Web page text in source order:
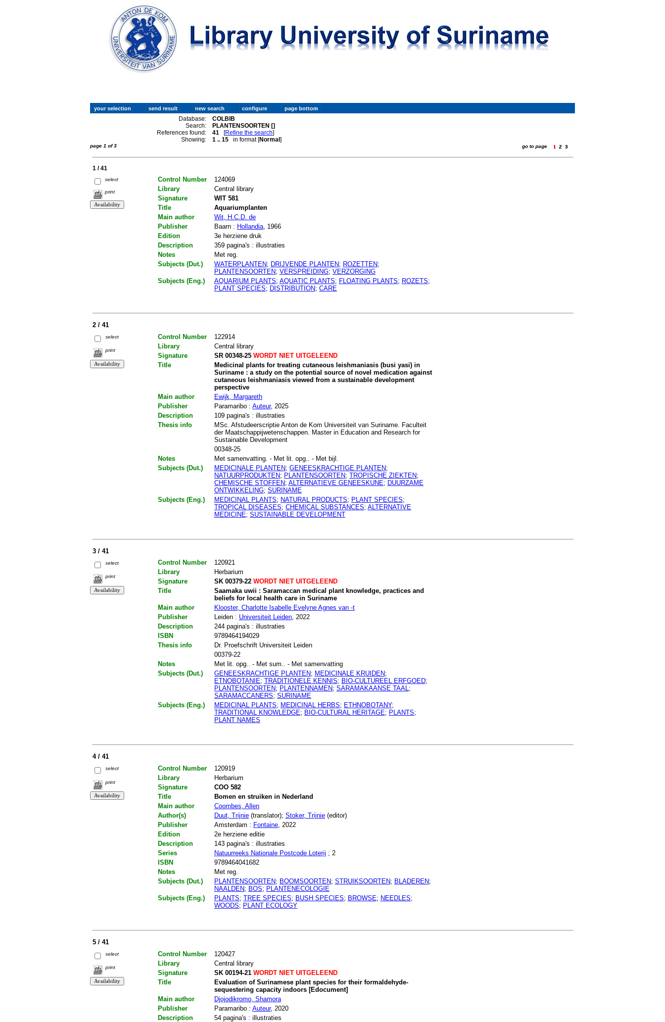
Database:
COLBIB
Search:
PLANTENSOORTEN []
References found:
41 [Refine the search]
Showing:
1 .. 15 in format [Normal]
page 1 of 3 go to page
1 / 41
select
print
Control Number
124069
Library
Central library
Signature
WIT 581
Title
Aquariumplanten
Main author
Wit, H.C.D. de
Publisher
Baarn : Hollandia, 1966
Edition
3e herziene druk
Description
359 pagina's : illustraties
Notes
Met reg.
Subjects (Dut.)
WATERPLANTEN; DRIJVENDE PLANTEN; ROZETTEN;
PLANTENSOORTEN; VERSPREIDING; VERZORGING
Subjects (Eng.)
AQUARIUM PLANTS; AQUATIC PLANTS; FLOATING PLANTS; ROZETS;
PLANT SPECIES; DISTRIBUTION; CARE
2 / 41
select
print
Control Number
122914
Library
Central library
Signature
SR 00348-25WORDT NIET UITGELEEND
Title
Medicinal plants for treating cutaneous leishmaniasis (busi yasi) in
Suriname : a study on the potential source of novel medication against
cutaneous leishmaniasis viewed from a sustainable development
perspective
Main author
Ewijk, Margareth
Publisher
Paramaribo : Auteur, 2025
Description
109 pagina's : illustraties
Thesis info
MSc. Afstudeerscriptie Anton de Kom Universiteit van Suriname. Faculteit
der Maatschappijwetenschappen. Master in Education and Research for
Sustainable Development
00348-25
Notes
Met samenvatting. - Met lit. opg.. - Met bijl.
Subjects (Dut.)
MEDICINALE PLANTEN; GENEESKRACHTIGE PLANTEN;
NATUURPRODUKTEN; PLANTENSOORTEN; TROPISCHE ZIEKTEN;
CHEMISCHE STOFFEN; ALTERNATIEVE GENEESKUNE; DUURZAME
ONTWIKKELING; SURINAME
Subjects (Eng.)
MEDICINAL PLANTS; NATURAL PRODUCTS; PLANT SPECIES;
TROPICAL DISEASES; CHEMICAL SUBSTANCES; ALTERNATIVE
MEDICINE; SUSTAINABLE DEVELOPMENT
3 / 41
select
print
Control Number
120921
Library
Herbarium
Signature
SK 00379-22WORDT NIET UITGELEEND
Title
Saamaka uwii : Saramaccan medical plant knowledge, practices and
beliefs for local health care in Suriname
Main author
Klooster, Charlotte Isabelle Evelyne Agnes van -t
Publisher
Leiden : Universiteit Leiden, 2022
Description
244 pagina's : illustraties
ISBN
9789464194029
Thesis info
Dr. Proefschrift Universiteit Leiden
00379-22
Notes
Met lit. opg.. - Met sum.. - Met samenvatting
Subjects (Dut.)
GENEESKRACHTIGE PLANTEN; MEDICINALE KRUIDEN;
ETNOBOTANIE; TRADITIONELE KENNIS; BIO-CULTUREEL ERFGOED;
PLANTENSOORTEN; PLANTENNAMEN; SARAMAKAANSE TAAL;
SARAMACCANERS; SURINAME
Subjects (Eng.)
MEDICINAL PLANTS; MEDICINAL HERBS; ETHNOBOTANY;
TRADITIONAL KNOWLEDGE; BIO-CULTURAL HERITAGE; PLANTS;
PLANT NAMES
4 / 41
select
print
Control Number
120919
Library
Herbarium
Signature
COO 582
Title
Bomen en struiken in Nederland
Main author
Coombes, Allen
Author(s)
Duut, Trijnie(translator); Stoker, Trijnie(editor)
Publisher
Amsterdam : Fontaine, 2022
Edition
2e herziene editie
Description
143 pagina's : illustraties
Series
Natuurreeks Nationale Postcode Loterij ; 2
ISBN
9789464041682
Notes
Met reg.
Subjects (Dut.)
PLANTENSOORTEN; BOOMSOORTEN; STRUIKSOORTEN; BLADEREN;
NAALDEN; BOS; PLANTENECOLOGIE
Subjects (Eng.)
PLANTS; TREE SPECIES; BUSH SPECIES; BROWSE; NEEDLES;
WOODS; PLANT ECOLOGY
5 / 41
select
print
Control Number
120427
Library
Central library
Signature
SK 00194-21WORDT NIET UITGELEEND
Title
Evaluation of Surinamese plant species for their formaldehyde-
sequestering capacity indoors [Edocument]
Main author
Djojodikromo, Shamora
Publisher
Paramaribo : Auteur, 2020
Description
54 pagina's : illustraties